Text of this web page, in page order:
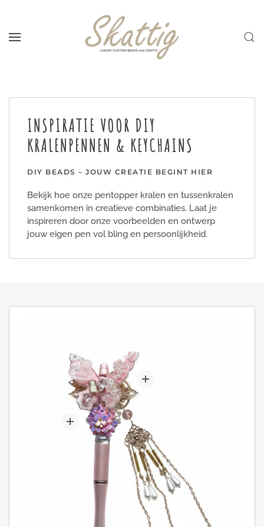
Skip to main content
INSPIRATIE VOOR DIY
KRALENPENNEN & KEYCHAINS
DIY BEADS – JOUW CREATIE BEGINT HIER
Bekijk hoe onze pentopper kralen en tussenkralen
samenkomen in creatieve combinaties. Laat je
inspireren door onze voorbeelden en ontwerp
jouw eigen pen vol bling en persoonlijkheid.